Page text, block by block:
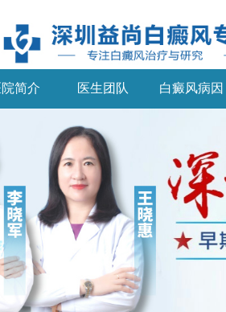
院简介 医生团队 白癜风病因